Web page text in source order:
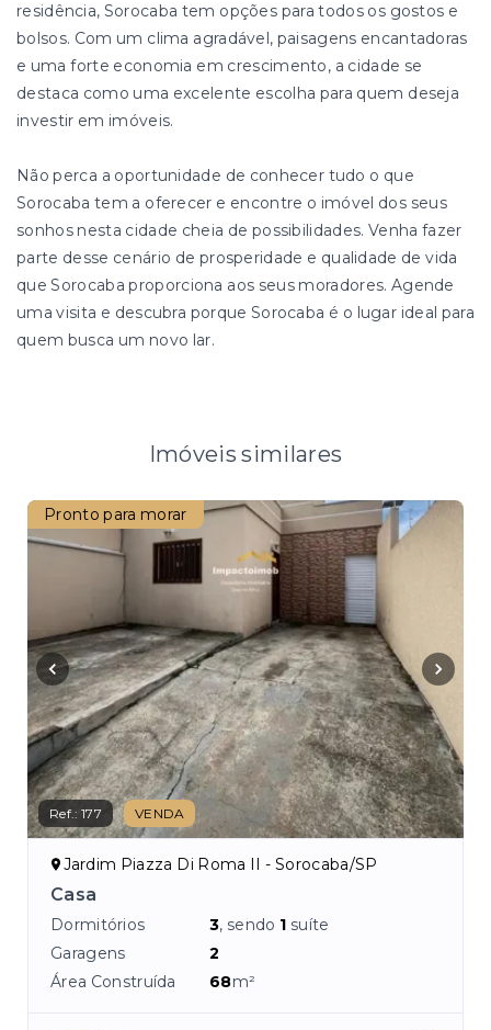
residência, Sorocaba tem opções para todos os gostos e
bolsos. Com um clima agradável, paisagens encantadoras
e uma forte economia em crescimento, a cidade se
destaca como uma excelente escolha para quem deseja
investir em imóveis.
Não perca a oportunidade de conhecer tudo o que
Sorocaba tem a oferecer e encontre o imóvel dos seus
sonhos nesta cidade cheia de possibilidades. Venha fazer
parte desse cenário de prosperidade e qualidade de vida
que Sorocaba proporciona aos seus moradores. Agende
uma visita e descubra porque Sorocaba é o lugar ideal para
quem busca um novo lar.
Imóveis similares
Pronto para morar
Ref.:177 VENDA
Jardim Piazza Di Roma II - Sorocaba/SP
Casa
Dormitórios 3, sendo 1 suíte
Garagens
2
Área Construída
68m²